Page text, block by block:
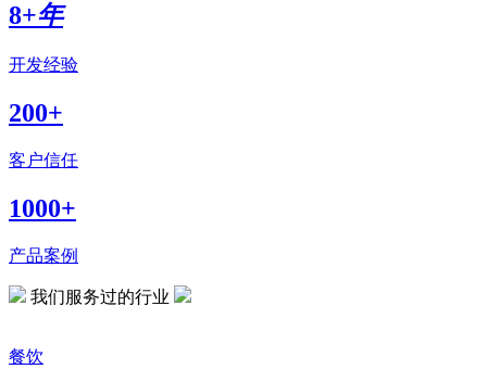
8+年
开发经验
200+
客户信任
1000+
产品案例
我们服务过的行业
餐饮